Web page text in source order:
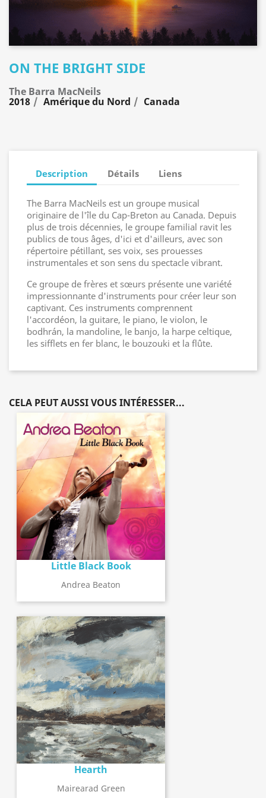
ON THE BRIGHT SIDE
The Barra MacNeils
2018 Amérique du Nord Canada
Description Détails Liens
The Barra MacNeils est un groupe musical
originaire de l'île du Cap-Breton au Canada. Depuis
plus de trois décennies, le groupe familial ravit les
publics de tous âges, d'ici et d'ailleurs, avec son
répertoire pétillant, ses voix, ses prouesses
instrumentales et son sens du spectacle vibrant.
Ce groupe de frères et sœurs présente une variété
impressionnante d'instruments pour créer leur son
captivant. Ces instruments comprennent
l'accordéon, la guitare, le piano, le violon, le
bodhrán, la mandoline, le banjo, la harpe celtique,
les sifflets en fer blanc, le bouzouki et la flûte.
CELA PEUT AUSSI VOUS INTÉRESSER...
Little Black Book
Andrea Beaton
Hearth
Mairearad Green